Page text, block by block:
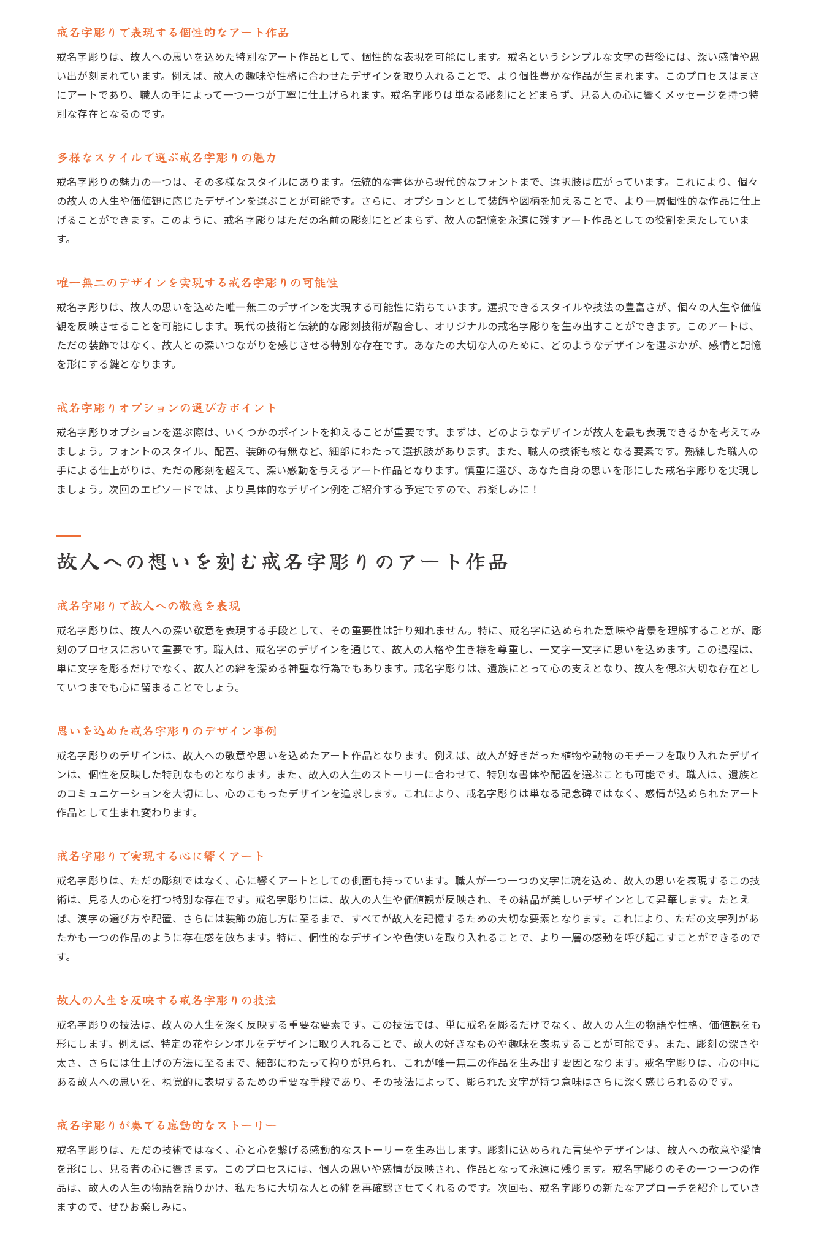
戒名字彫りの選択肢とその意義
戒名字彫りで伝える思いの深さ
戒名字彫りのディテールに込められた技術
視覚的美しさを追求した戒名字彫りの秘密
細部までこだわった戒名字彫りのアート
戒名字彫りで表現する故人の個性と人生
個性を反映する独自の戒名字彫りデザイン
故人の人生を象徴する戒名字彫りの選択肢
戒名字彫りで描く人生の軌跡
戒名字彫りが紡ぐ感動的なアートの物語
感動を呼ぶ戒名字彫りアートの魅力
アートとしての戒名字彫りが伝える物語
感情が溢れる戒名字彫りの制作背景
戒名字彫りで伝える深い愛の形
敬意を表すための戒名字彫りの選び方
愛と敬意を込めた戒名字彫りのデザイン
戒名字彫りで表現する個性的なアート作品
戒名字彫りは、故人への思いを込めた特別なアート作品として、個性的な表現を可能にします。戒名というシンプルな文字の背後には、深い感情や思
い出が刻まれています。例えば、故人の趣味や性格に合わせたデザインを取り入れることで、より個性豊かな作品が生まれます。このプロセスはまさ
にアートであり、職人の手によって一つ一つが丁寧に仕上げられます。戒名字彫りは単なる彫刻にとどまらず、見る人の心に響くメッセージを持つ特
別な存在となるのです。
多様なスタイルで選ぶ戒名字彫りの魅力
戒名字彫りの魅力の一つは、その多様なスタイルにあります。伝統的な書体から現代的なフォントまで、選択肢は広がっています。これにより、個々
の故人の人生や価値観に応じたデザインを選ぶことが可能です。さらに、オプションとして装飾や図柄を加えることで、より一層個性的な作品に仕上
げることができます。このように、戒名字彫りはただの名前の彫刻にとどまらず、故人の記憶を永遠に残すアート作品としての役割を果たしていま
す。
唯一無二のデザインを実現する戒名字彫りの可能性
戒名字彫りは、故人の思いを込めた唯一無二のデザインを実現する可能性に満ちています。選択できるスタイルや技法の豊富さが、個々の人生や価値
観を反映させることを可能にします。現代の技術と伝統的な彫刻技術が融合し、オリジナルの戒名字彫りを生み出すことができます。このアートは、
ただの装飾ではなく、故人との深いつながりを感じさせる特別な存在です。あなたの大切な人のために、どのようなデザインを選ぶかが、感情と記憶
を形にする鍵となります。
戒名字彫りオプションの選び方ポイント
戒名字彫りオプションを選ぶ際は、いくつかのポイントを抑えることが重要です。まずは、どのようなデザインが故人を最も表現できるかを考えてみ
ましょう。フォントのスタイル、配置、装飾の有無など、細部にわたって選択肢があります。また、職人の技術も核となる要素です。熟練した職人の
手による仕上がりは、ただの彫刻を超えて、深い感動を与えるアート作品となります。慎重に選び、あなた自身の思いを形にした戒名字彫りを実現し
ましょう。次回のエピソードでは、より具体的なデザイン例をご紹介する予定ですので、お楽しみに！
故人への想いを刻む戒名字彫りのアート作品
戒名字彫りで故人への敬意を表現
戒名字彫りは、故人への深い敬意を表現する手段として、その重要性は計り知れません。特に、戒名字に込められた意味や背景を理解することが、彫
刻のプロセスにおいて重要です。職人は、戒名字のデザインを通じて、故人の人格や生き様を尊重し、一文字一文字に思いを込めます。この過程は、
単に文字を彫るだけでなく、故人との絆を深める神聖な行為でもあります。戒名字彫りは、遺族にとって心の支えとなり、故人を偲ぶ大切な存在とし
ていつまでも心に留まることでしょう。
思いを込めた戒名字彫りのデザイン事例
戒名字彫りのデザインは、故人への敬意や思いを込めたアート作品となります。例えば、故人が好きだった植物や動物のモチーフを取り入れたデザイ
ンは、個性を反映した特別なものとなります。また、故人の人生のストーリーに合わせて、特別な書体や配置を選ぶことも可能です。職人は、遺族と
のコミュニケーションを大切にし、心のこもったデザインを追求します。これにより、戒名字彫りは単なる記念碑ではなく、感情が込められたアート
作品として生まれ変わります。
戒名字彫りで実現する心に響くアート
戒名字彫りは、ただの彫刻ではなく、心に響くアートとしての側面も持っています。職人が一つ一つの文字に魂を込め、故人の思いを表現するこの技
術は、見る人の心を打つ特別な存在です。戒名字彫りには、故人の人生や価値観が反映され、その結晶が美しいデザインとして昇華します。たとえ
ば、漢字の選び方や配置、さらには装飾の施し方に至るまで、すべてが故人を記憶するための大切な要素となります。これにより、ただの文字列があ
たかも一つの作品のように存在感を放ちます。特に、個性的なデザインや色使いを取り入れることで、より一層の感動を呼び起こすことができるので
す。
故人の人生を反映する戒名字彫りの技法
戒名字彫りの技法は、故人の人生を深く反映する重要な要素です。この技法では、単に戒名を彫るだけでなく、故人の人生の物語や性格、価値観をも
形にします。例えば、特定の花やシンボルをデザインに取り入れることで、故人の好きなものや趣味を表現することが可能です。また、彫刻の深さや
太さ、さらには仕上げの方法に至るまで、細部にわたって拘りが見られ、これが唯一無二の作品を生み出す要因となります。戒名字彫りは、心の中に
ある故人への思いを、視覚的に表現するための重要な手段であり、その技法によって、彫られた文字が持つ意味はさらに深く感じられるのです。
戒名字彫りが奏でる感動的なストーリー
戒名字彫りは、ただの技術ではなく、心と心を繋げる感動的なストーリーを生み出します。彫刻に込められた言葉やデザインは、故人への敬意や愛情
を形にし、見る者の心に響きます。このプロセスには、個人の思いや感情が反映され、作品となって永遠に残ります。戒名字彫りのその一つ一つの作
品は、故人の人生の物語を語りかけ、私たちに大切な人との絆を再確認させてくれるのです。次回も、戒名字彫りの新たなアプローチを紹介していき
ますので、ぜひお楽しみに。